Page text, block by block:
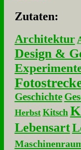
Zu­ta­ten:
Architektur
Design &
Geschichte
Herbst Kitsch
Lebensart